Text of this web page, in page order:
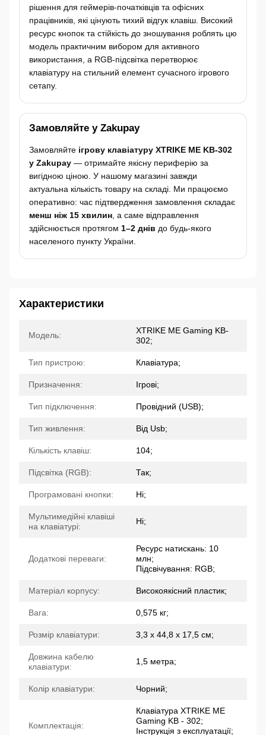
рішення для геймерів-початківців та офісних
працівників, які цінують тихий відгук клавіш. Високий
ресурс кнопок та стійкість до зношування роблять цю
модель практичним вибором для активного
використання, а RGB-підсвітка перетворює
клавіатуру на стильний елемент сучасного ігрового
сетапу.
Замовляйте у Zakupay
Замовляйте ігрову клавіатуру XTRIKE ME KB-302
у Zakupay — отримайте якісну периферію за
вигідною ціною. У нашому магазині завжди
актуальна кількість товару на складі. Ми працюємо
оперативно: час підтвердження замовлення складає
менш ніж 15 хвилин , а саме відправлення
здійснюється протягом 1–2 днів до будь-якого
населеного пункту України.
Характеристики
Модель:
XTRIKE ME Gaming KB-
302;
Тип пристрою: Клавіатура;
Призначення: Ігрові;
Тип підключення: Провідний (USB);
Тип живлення: Від Usb;
Кількість клавіш: 104;
Підсвітка (RGB): Так;
Програмовані кнопки: Ні;
Мультимедійні клавіші
на клавіатурі:
Ні;
Додаткові переваги:
Ресурс натискань: 10
млн;
Підсвічування: RGB;
Матеріал корпусу: Високоякісний пластик;
Вага: 0,575 кг;
Розмір клавіатури: 3,3 х 44,8 х 17,5 см;
Довжина кабелю
клавіатури:
1,5 метра;
Колір клавіатури: Чорний;
Комплектація:
Клавіатура XTRIKE ME
Gaming KB - 302;
Інструкція з експлуатації;